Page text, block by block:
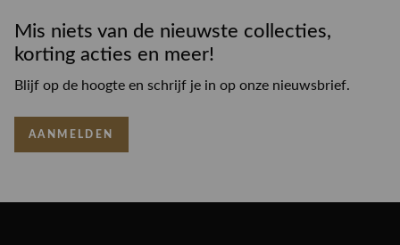
Mis niets van de nieuwste collecties,
korting acties en meer!
Blijf op de hoogte en schrijf je in op onze nieuwsbrief.
AANMELDEN